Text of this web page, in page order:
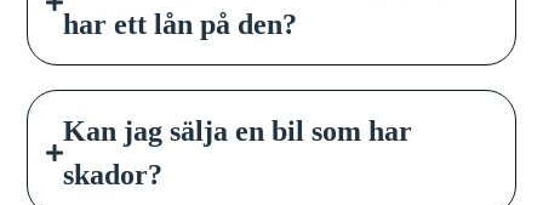
har ett lån på den?
Kan jag sälja en bil som har
skador?